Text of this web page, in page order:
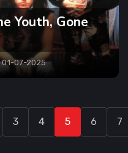
Youth, Gone
01-07-2025
3 4 5 6 7